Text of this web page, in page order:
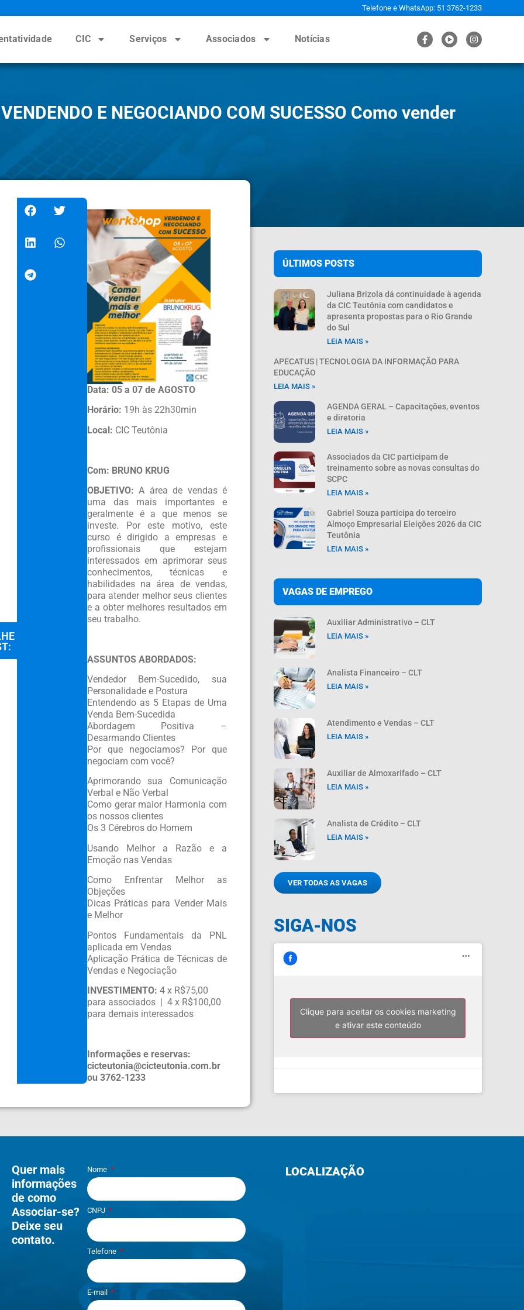
Telefone e WhatsApp: 51 3762-1233
CIC Serviços Associados Notícias
E NEGOCIANDO COM SUCESSO Como vender
Data: 05 a 07 de AGOSTO
Horário: 19h às 22h30min
Local: CIC Teutônia
Com: BRUNO KRUG
OBJETIVO: A área de vendas é
uma das mais importantes e
geralmente é a que menos se
investe. Por este motivo, este
curso é dirigido a empresas e
profissionais que estejam
interessados em aprimorar seus
conhecimentos, técnicas e
habilidades na área de vendas,
para atender melhor seus clientes
e a obter melhores resultados em
seu trabalho.
ASSUNTOS ABORDADOS:
Vendedor Bem-Sucedido, sua
Personalidade e Postura
Entendendo as 5 Etapas de Uma
Venda Bem-Sucedida
Abordagem Positiva –
Desarmando Clientes
Por que negociamos? Por que
negociam com você?
Aprimorando sua Comunicação
Verbal e Não Verbal
Como gerar maior Harmonia com
os nossos clientes
Os 3 Cérebros do Homem
Usando Melhor a Razão e a
Emoção nas Vendas
Como Enfrentar Melhor as
Objeções
Dicas Práticas para Vender Mais
e Melhor
Pontos Fundamentais da PNL
aplicada em Vendas
Aplicação Prática de Técnicas de
Vendas e Negociação
INVESTIMENTO: 4 x R$75,00
para associados | 4 x R$100,00
para demais interessados
Informações e reservas:
cicteutonia@cicteutonia.com.br
ou 3762-1233
ÚLTIMOS POSTS
Juliana Brizola dá continuidade à agenda
da CIC Teutônia com candidatos e
apresenta propostas para o Rio Grande
do Sul
LEIA MAIS »
APECATUS | TECNOLOGIA DA INFORMAÇÃO PARA
EDUCAÇÃO
LEIA MAIS »
AGENDA GERAL – Capacitações, eventos
e diretoria
LEIA MAIS »
Associados da CIC participam de
treinamento sobre as novas consultas do
SCPC
LEIA MAIS »
Gabriel Souza participa do terceiro
Almoço Empresarial Eleições 2026 da CIC
Teutônia
LEIA MAIS »
VAGAS DE EMPREGO
Auxiliar Administrativo – CLT
LEIA MAIS »
Analista Financeiro – CLT
LEIA MAIS »
Atendimento e Vendas – CLT
LEIA MAIS »
Auxiliar de Almoxarifado – CLT
LEIA MAIS »
Analista de Crédito – CLT
LEIA MAIS »
VER TODAS AS VAGAS
SIGA-NOS
Clique para aceitar os cookies marketing
e ativar este conteúdo
Quer mais
informações
de como
Associar-se?
Deixe seu
contato.
Nome
CNPJ
Telefone
E-mail
LOCALIZAÇÃO